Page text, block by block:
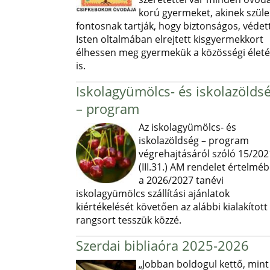
korú gyermeket, akinek
fontosnak tartják, hogy biztonságos,
Isten oltalmában elrejtett kisgyermekkort
élhessen meg gyermekük a közösségi
is.
Iskolagyümölcs- és
– program
Az iskolagyümölcs- és
iskolazöldség – program
végrehajtásáról szóló 15/
(III.31.) AM rendelet
a 2026/2027 tanévi
iskolagyümölcs szállítási ajánlatok
kiértékelését követően az alábbi kialakított
rangsort tesszük közzé.
Szerdai bibliaóra 2025-2026
„Jobban boldogul kettő, mint